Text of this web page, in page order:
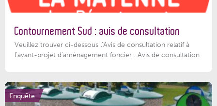
Contournement Sud : avis de consultation
Veuillez trouver ci-dessous l’Avis de consultation relatif à
l'avant-projet d'aménagement foncier : Avis de consultation
Enquête